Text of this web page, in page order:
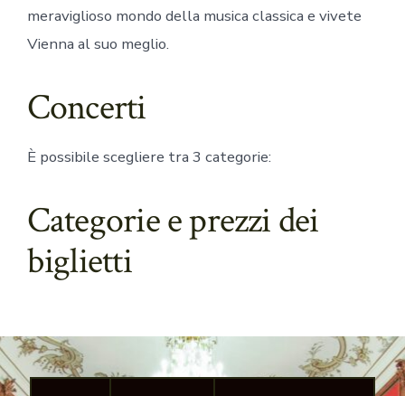
meraviglioso mondo della musica classica e vivete
Vienna al suo meglio.
Concerti
È possibile scegliere tra 3 categorie:
Categorie e prezzi dei
biglietti